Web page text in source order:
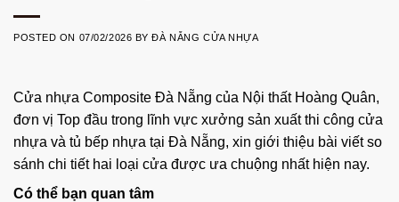
POSTED ON 07/02/2026 BYĐÀ NẴNG CỬA NHỰA
Cửa nhựa Composite Đà Nẵng của Nội thất Hoàng Quân,
đơn vị Top đầu trong lĩnh vực xưởng sản xuất thi công cửa
nhựa và tủ bếp nhựa tại Đà Nẵng, xin giới thiệu bài viết so
sánh chi tiết hai loại cửa được ưa chuộng nhất hiện nay.
Có thể bạn quan tâm